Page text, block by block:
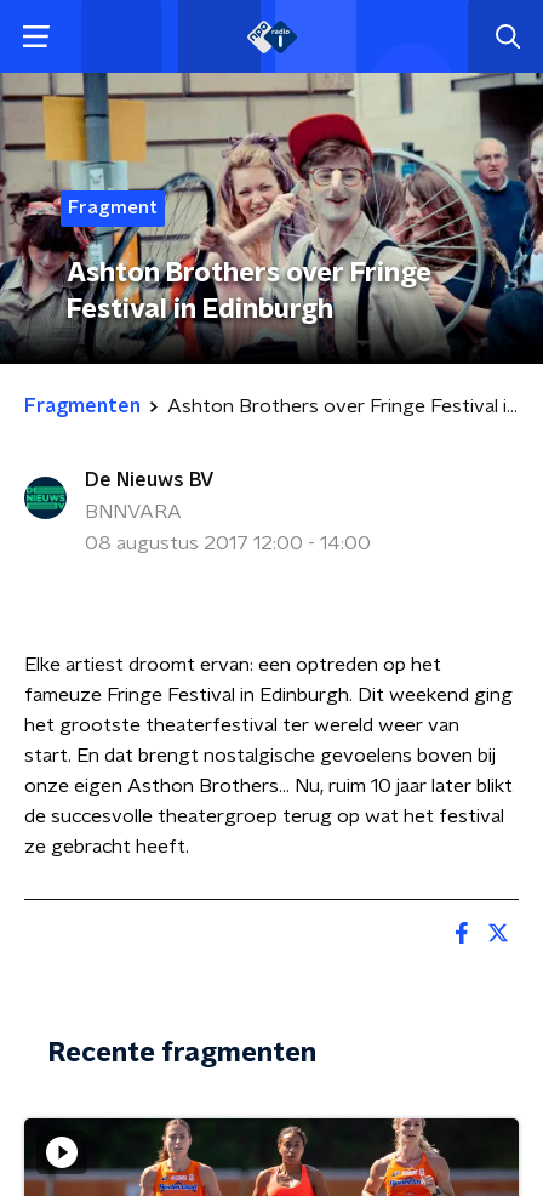
Fragment
Ashton Brothers over Fringe
Festival in Edinburgh
Fragmenten Ashton Brothers over Fringe Festival in Edinburgh
De Nieuws BV
BNNVARA
08 augustus 2017 12:00 - 14:00
Elke artiest droomt ervan: een optreden op het
fameuze Fringe Festival in Edinburgh. Dit weekend ging
het grootste theaterfestival ter wereld weer van
start. En dat brengt nostalgische gevoelens boven bij
onze eigen Asthon Brothers... Nu, ruim 10 jaar later blikt
de succesvolle theatergroep terug op wat het festival
ze gebracht heeft.
Recente fragmenten